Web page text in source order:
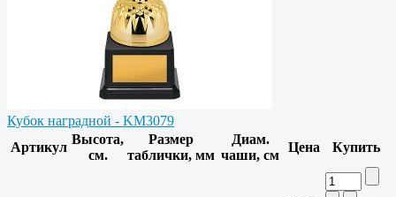
Кубок наградной - KM3079
Артикул
Высота,
см.
Размер
таблички, мм
Диам.
чаши, см
Цена Купить